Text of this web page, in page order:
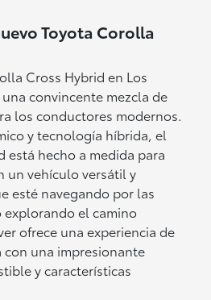
Toyota Corolla
Cross Hybrid en Los
convincente mezcla de
los conductores modernos.
y tecnología híbrida, el
está hecho a medida para
un vehículo versátil y
esté navegando por las
el camino
ofrece una experiencia de
una impresionante
y características